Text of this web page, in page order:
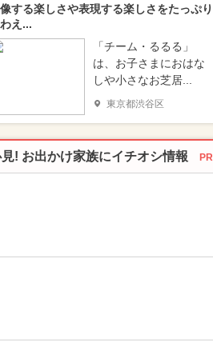
する楽しさや表現する楽しさをたっぷり
え...
「チーム・るるる」
は、お子さまにおはな
しや小さなお芝居...
東京都渋谷区
! お出かけ家族にイチオシ情報 PR